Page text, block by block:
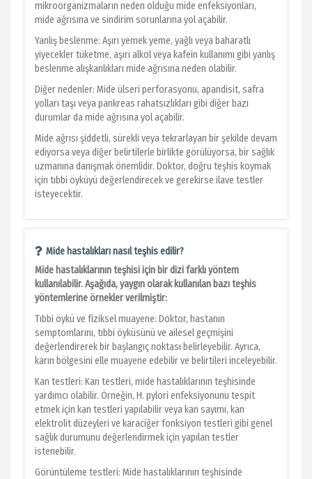
mikroorganizmaların neden olduğu mide enfeksiyonları,
mide ağrısına ve sindirim sorunlarına yol açabilir.
Yanlış beslenme: Aşırı yemek yeme, yağlı veya baharatlı
yiyecekler tüketme, aşırı alkol veya kafein kullanımı gibi yanlış
beslenme alışkanlıkları mide ağrısına neden olabilir.
Diğer nedenler: Mide ülseri perforasyonu, apandisit, safra
yolları taşı veya pankreas rahatsızlıkları gibi diğer bazı
durumlar da mide ağrısına yol açabilir.
Mide ağrısı şiddetli, sürekli veya tekrarlayan bir şekilde devam
ediyorsa veya diğer belirtilerle birlikte görülüyorsa, bir sağlık
uzmanına danışmak önemlidir. Doktor, doğru teşhis koymak
için tıbbi öyküyü değerlendirecek ve gerekirse ilave testler
isteyecektir.
Mide hastalıkları nasıl teşhis edilir?
Mide hastalıklarının teşhisi için bir dizi farklı yöntem
kullanılabilir. Aşağıda, yaygın olarak kullanılan bazı teşhis
yöntemlerine örnekler verilmiştir:
Tıbbi öykü ve fiziksel muayene: Doktor, hastanın
semptomlarını, tıbbi öyküsünü ve ailesel geçmişini
değerlendirerek bir başlangıç noktası belirleyebilir. Ayrıca,
karın bölgesini elle muayene edebilir ve belirtileri inceleyebilir.
Kan testleri: Kan testleri, mide hastalıklarının teşhisinde
yardımcı olabilir. Örneğin, H. pylori enfeksiyonunu tespit
etmek için kan testleri yapılabilir veya kan sayımı, kan
elektrolit düzeyleri ve karaciğer fonksiyon testleri gibi genel
sağlık durumunu değerlendirmek için yapılan testler
istenebilir.
Görüntüleme testleri: Mide hastalıklarının teşhisinde